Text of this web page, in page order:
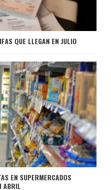
QUE LLEGAN EN JULIO
EN SUPERMERCADOS
ABRIL